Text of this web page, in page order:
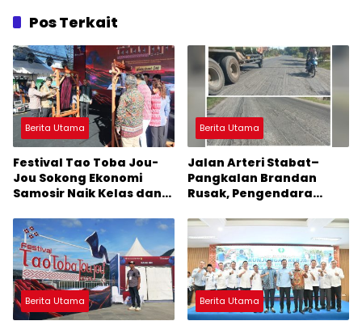
Pos Terkait
Berita Utama
Festival Tao Toba Jou-
Jou Sokong Ekonomi
Samosir Naik Kelas dan
Sumber Pertumbuhan
Ekonomi Baru
Berita Utama
Jalan Arteri Stabat–
Pangkalan Brandan
Rusak, Pengendara
Berita Utama Berita Utama